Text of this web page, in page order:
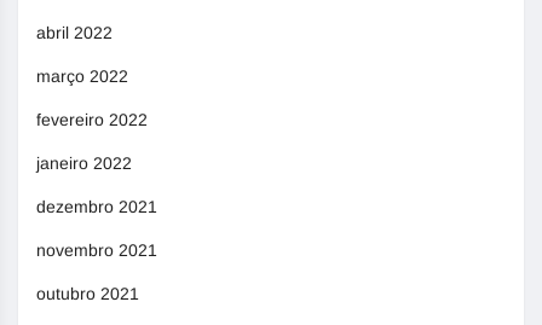
abril 2022
março 2022
fevereiro 2022
janeiro 2022
dezembro 2021
novembro 2021
outubro 2021